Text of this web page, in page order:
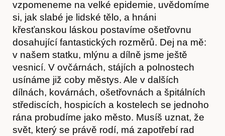
vzpomeneme na velké epidemie, uvědomíme
si, jak slabé je lidské tělo, a hnáni
křesťanskou láskou postavíme ošetřovnu
dosahující fantastických rozměrů. Dej na mě:
v našem statku, mlýnu a dílně jsme ještě
vesnicí. V ovčárnách, stájích a polnostech
usínáme již coby městys. Ale v dalších
dílnách, kovárnách, ošetřovnách a špitálních
střediscích, hospicích a kostelech se jednoho
rána probudíme jako město. Musíš uznat, že
svět, který se právě rodí, má zapotřebí rad